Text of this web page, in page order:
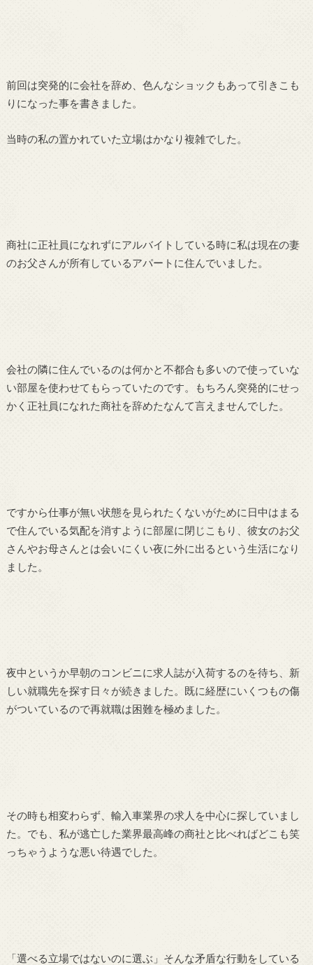
前回は突発的に会社を辞め、色んなショックもあって引きこも
りになった事を書きました。
当時の私の置かれていた立場はかなり複雑でした。
商社に正社員になれずにアルバイトしている時に私は現在の妻
のお父さんが所有しているアパートに住んでいました。
会社の隣に住んでいるのは何かと不都合も多いので使っていな
い部屋を使わせてもらっていたのです。もちろん突発的にせっ
かく正社員になれた商社を辞めたなんて言えませんでした。
ですから仕事が無い状態を見られたくないがために日中はまる
で住んでいる気配を消すように部屋に閉じこもり、彼女のお父
さんやお母さんとは会いにくい夜に外に出るという生活になり
ました。
夜中というか早朝のコンビニに求人誌が入荷するのを待ち、新
しい就職先を探す日々が続きました。既に経歴にいくつもの傷
がついているので再就職は困難を極めました。
その時も相変わらず、輸入車業界の求人を中心に探していまし
た。でも、私が逃亡した業界最高峰の商社と比べればどこも笑
っちゃうような悪い待遇でした。
「選べる立場ではないのに選ぶ」そんな矛盾な行動をしている